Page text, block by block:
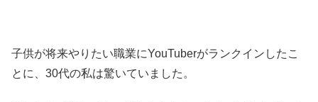
子供が将来やりたい職業にYouTuberがランクインしたこ
とに、30代の私は驚いていました。